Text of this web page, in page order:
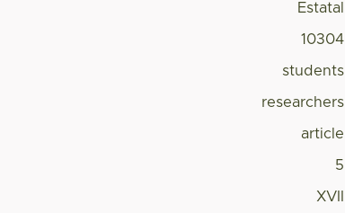
Estatal
10304
students
researchers
article
5
XVII